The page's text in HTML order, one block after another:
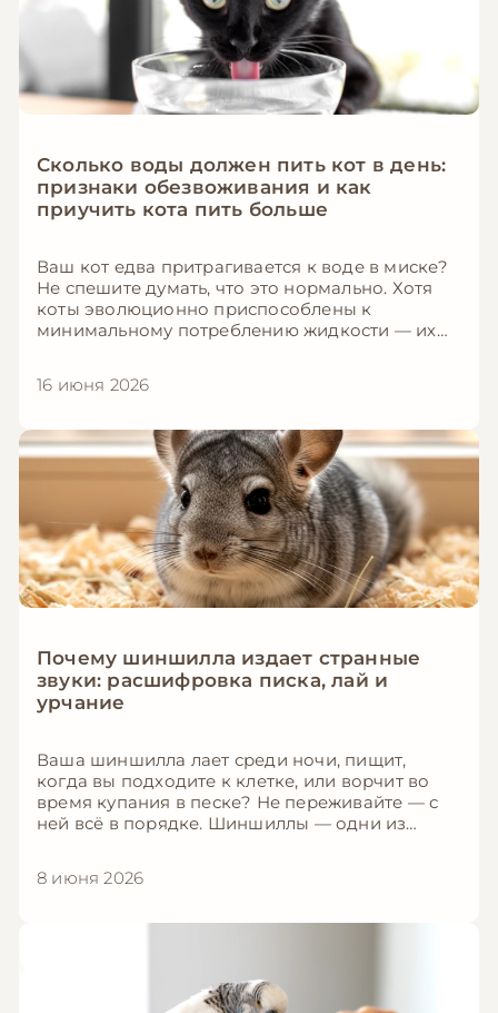
Сколько воды должен пить кот в день:
признаки обезвоживания и как
приучить кота пить больше
Ваш кот едва притрагивается к воде в миске?
Не спешите думать, что это нормально. Хотя
коты эволюционно приспособлены к
минимальному потреблению жидкости — их
не нужна. Наоборот: хроническое
распространённых скрытых проблем у котов,
которая может привести к заболеваниям
почек, мочекаменной болезни и серьёзному
ухудшению здоровья. В этой статье мы
разберём, сколько воды на самом деле нужно
вашему коту, как распознать обезвоживание и
какие простые хитрости помогут заставить
пушистика пить больше.
16 июня 2026
Почему шиншилла издает странные
звуки: расшифровка писка, лай и
урчание
Ваша шиншилла лает среди ночи, пищит,
когда вы подходите к клетке, или ворчит во
время купания в песке? Не переживайте — с
ней всё в порядке. Шиншиллы — одни из
лишь в том, что большинство хозяев не знают,
разберём полный «словарь» шиншиллиных
именно хочет сказать ваш пушистый друг.
8 июня 2026